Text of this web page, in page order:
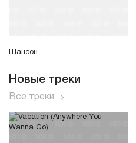
Шансон
Новые треки
Все треки